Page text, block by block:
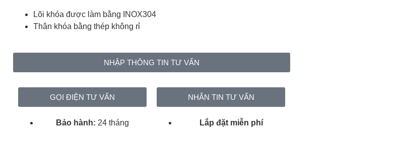
Lõi khóa được làm bằng INOX304
Thân khóa bằng thép không rỉ
NHẬP THÔNG TIN TƯ VẤN
GỌI ĐIỆN TƯ VẤN NHẮN TIN TƯ VẤN
Bảo hành: 24 tháng Lắp đặt miễn phí